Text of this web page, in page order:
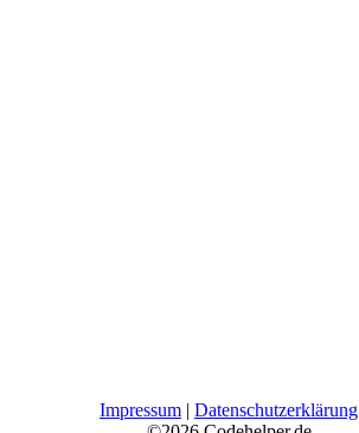
Impressum | Datenschutzerklärung